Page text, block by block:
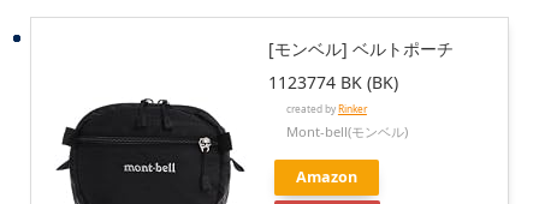
[モンベル] ベルトポーチ
1123774 BK (BK)
created byRinker
Mont-bell(モンベル)
Amazon